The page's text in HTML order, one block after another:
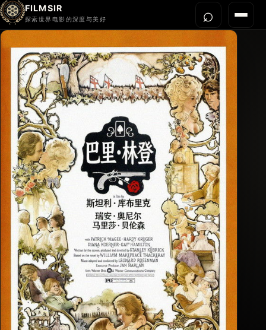
FILMSIR
探索世界电影的深度与美好 菜单
首页
今晚看什么
世界电影节
导演宇宙
影片库
影评与解读
关于我们
⌕打开